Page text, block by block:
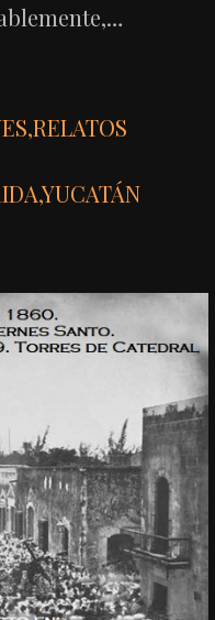
,RELATOS
,YUCATÁN